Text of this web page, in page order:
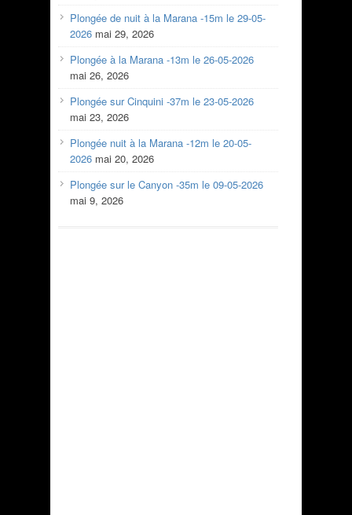
Plongée de nuit à la Marana -15m le 29-05-
2026 mai 29, 2026
Plongée à la Marana -13m le 26-05-2026
mai 26, 2026
Plongée sur Cinquini -37m le 23-05-2026
mai 23, 2026
Plongée nuit à la Marana -12m le 20-05-
2026 mai 20, 2026
Plongée sur le Canyon -35m le 09-05-2026
mai 9, 2026